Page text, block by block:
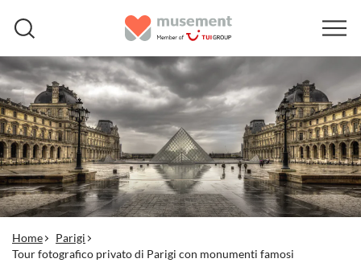
Home
Parigi
Tour fotografico privato di Parigi con monumenti famosi